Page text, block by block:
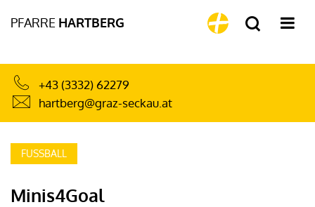
PFARRE HARTBERG
+43 (3332) 62279
hartberg@graz-seckau.at
FUSSBALL
Minis4Goal